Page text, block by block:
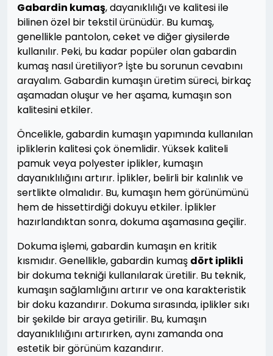
Gabardin kumaş, dayanıklılığı ve kalitesi ile
bilinen özel bir tekstil ürünüdür. Bu kumaş,
genellikle pantolon, ceket ve diğer giysilerde
kullanılır. Peki, bu kadar popüler olan gabardin
kumaş nasıl üretiliyor? İşte bu sorunun cevabını
arayalım. Gabardin kumaşın üretim süreci, birkaç
aşamadan oluşur ve her aşama, kumaşın son
kalitesini etkiler.
Öncelikle, gabardin kumaşın yapımında kullanılan
ipliklerin kalitesi çok önemlidir. Yüksek kaliteli
pamuk veya polyester iplikler, kumaşın
dayanıklılığını artırır. İplikler, belirli bir kalınlık ve
sertlikte olmalıdır. Bu, kumaşın hem görünümünü
hem de hissettirdiği dokuyu etkiler. İplikler
hazırlandıktan sonra, dokuma aşamasına geçilir.
Dokuma işlemi, gabardin kumaşın en kritik
kısmıdır. Genellikle, gabardin kumaş dört iplikli
bir dokuma tekniği kullanılarak üretilir. Bu teknik,
kumaşın sağlamlığını artırır ve ona karakteristik
bir doku kazandırır. Dokuma sırasında, iplikler sıkı
bir şekilde bir araya getirilir. Bu, kumaşın
dayanıklılığını artırırken, aynı zamanda ona
estetik bir görünüm kazandırır.